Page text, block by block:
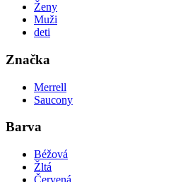
Ženy
Muži
deti
Značka
Merrell
Saucony
Barva
Béžová
Žltá
Červená